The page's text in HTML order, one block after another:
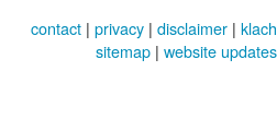
contact | privacy | disclaimer |
sitemap | website updates